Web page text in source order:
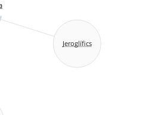
Jeroglífics